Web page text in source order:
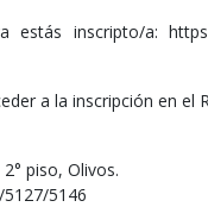
inscripto/a:
a la inscripción en el
piso, Olivos.
5146